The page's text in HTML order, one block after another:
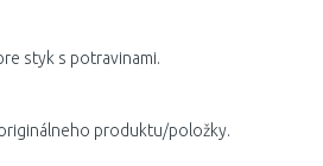
styk s potravinami.
produktu/položky.